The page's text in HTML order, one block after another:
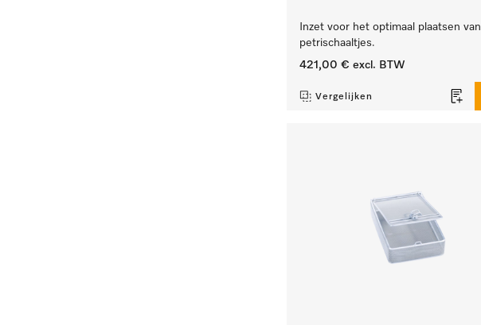
Inzet voor het optimaal plaatsen van
petrischaaltjes.
421,00 € excl. BTW
Vergelijken